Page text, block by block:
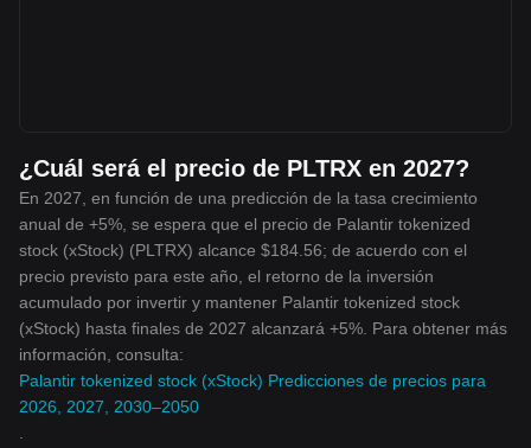
¿Cuál será el precio de PLTRX en 2027?
En 2027, en función de una predicción de la tasa crecimiento
anual de +5%, se espera que el precio de Palantir tokenized
stock (xStock) (PLTRX) alcance $184.56; de acuerdo con el
precio previsto para este año, el retorno de la inversión
acumulado por invertir y mantener Palantir tokenized stock
(xStock) hasta finales de 2027 alcanzará +5%. Para obtener más
información, consulta:
Palantir tokenized stock (xStock) Predicciones de precios para
2026, 2027, 2030–2050